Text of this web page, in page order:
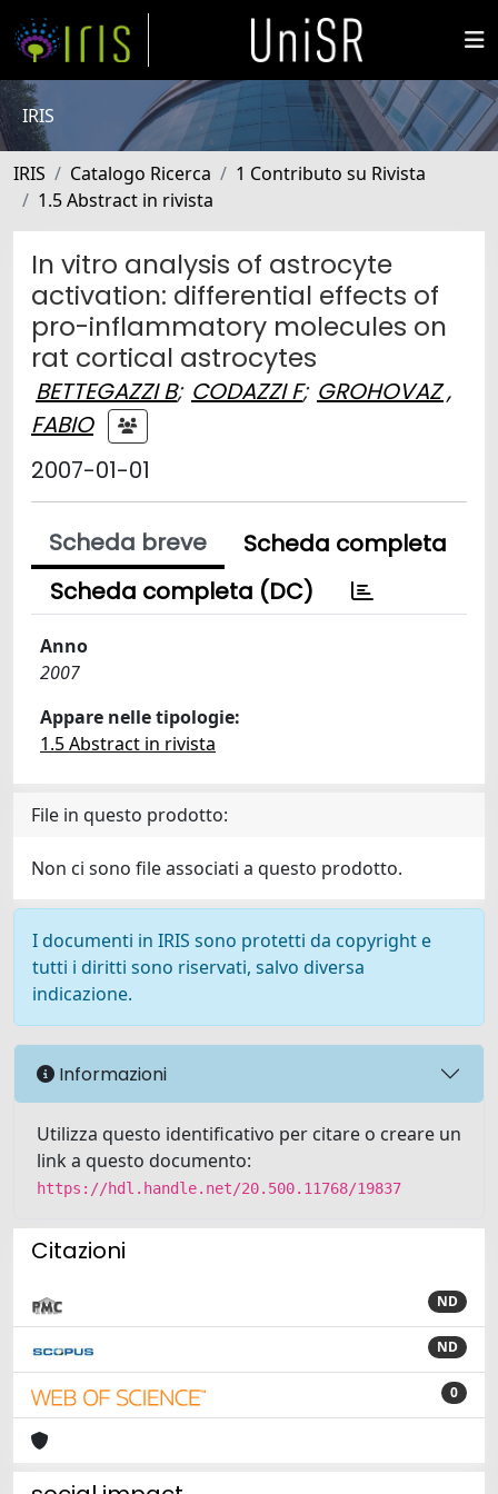
IRIS
IRIS Catalogo Ricerca
1 Contributo su Rivista
1.5 Abstract in rivista
In vitro analysis of astrocyte
activation: differential effects of
pro-inflammatory molecules on
rat cortical astrocytes
BETTEGAZZI B; CODAZZI F; GROHOVAZ ,
FABIO
2007-01-01
Scheda breve
Scheda completa
Scheda completa (DC)
Anno
2007
Appare nelle tipologie:
1.5 Abstract in rivista
File in questo prodotto:
Non ci sono file associati a questo prodotto.
I documenti in IRIS sono protetti da copyright e
tutti i diritti sono riservati, salvo diversa
indicazione.
Informazioni
Utilizza questo identificativo per citare o creare un
link a questo documento:
https://hdl.handle.net/20.500.11768/19837
Citazioni
ND
ND
0